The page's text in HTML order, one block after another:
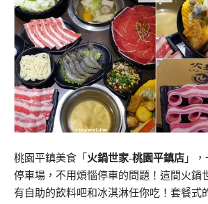
桃園平鎮美食「 火鍋世家-桃園平鎮店 」
停車場，不用煩惱停車的問題！這間火鍋
有自助的飲料吧和冰淇淋任你吃！套餐式